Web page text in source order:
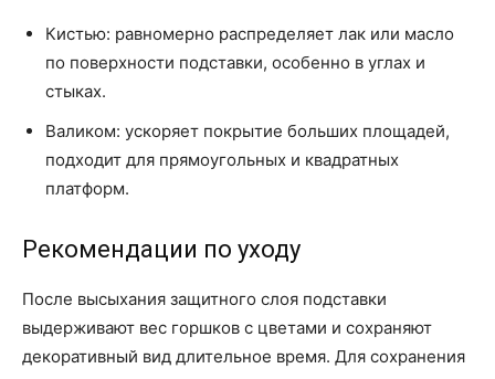
Кистью: равномерно распределяет лак или масло
по поверхности подставки, особенно в углах и
стыках.
Валиком: ускоряет покрытие больших площадей,
подходит для прямоугольных и квадратных
платформ.
Рекомендации по уходу
После высыхания защитного слоя подставки
выдерживают вес горшков с цветами и сохраняют
декоративный вид длительное время. Для сохранения